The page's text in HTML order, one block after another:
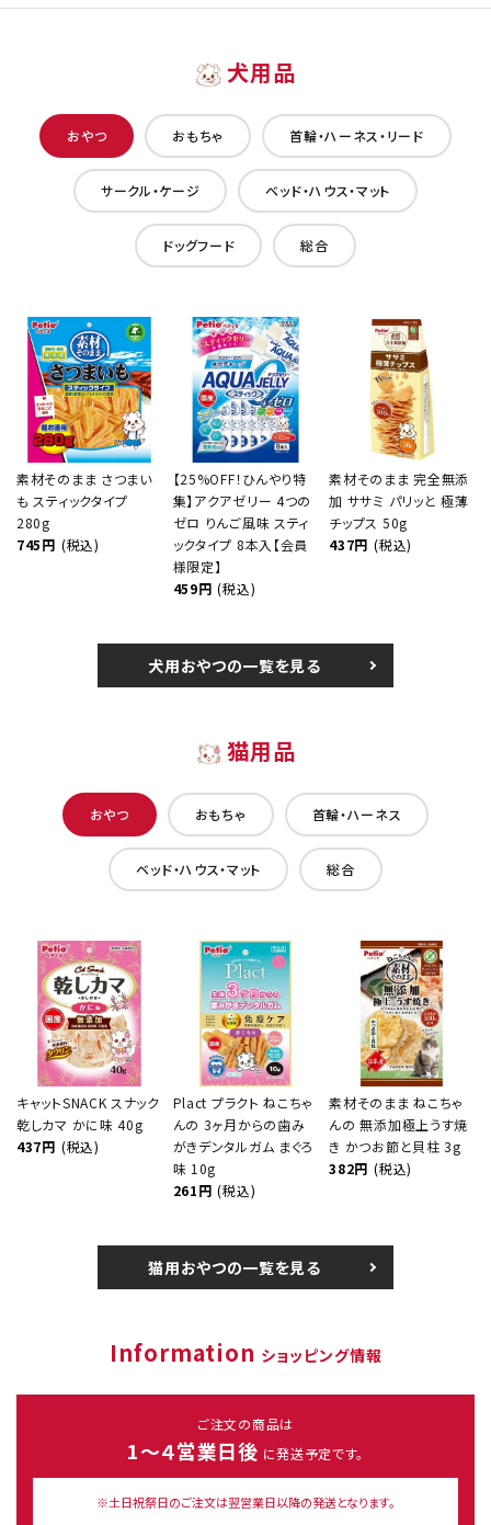
犬用品
おやつ おもちゃ 首輪・ハーネス・リード
サークル・ケージ ベッド・ハウス・マット
ドッグフード 総合
素材そのまま さつまい
も スティックタイプ
280g
745円 (税込)
【25%OFF！ひんやり特
集】アクアゼリー 4つの
ゼロ りんご風味 スティ
ックタイプ 8本入【会員
様限定】
459円 (税込)
素材そのまま 完全無添
加 ササミ パリッと 極薄
チップス 50g
437円 (税込)
犬用おやつの一覧を見る
猫用品
おやつ おもちゃ 首輪・ハーネス
ベッド・ハウス・マット 総合
キャットSNACK スナック
乾しカマ かに味 40g
437円 (税込)
Plact プラクト ねこちゃ
んの 3ヶ月からの歯み
がきデンタルガム まぐろ
味 10g
261円 (税込)
素材そのまま ねこちゃ
んの 無添加極上うす焼
き かつお節と貝柱 3g
382円 (税込)
猫用おやつの一覧を見る
Information ショッピング情報
ご注文の商品は
1～４営業日後 に発送予定です。
※土日祝祭日のご注文は翌営業日以降の発送となります。